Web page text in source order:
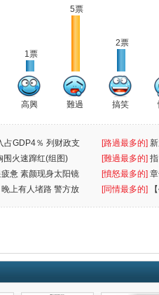
1票
高興
5票
難過
2票
搞笑
占GDP4％ 列财政支
[路過最多的]
围火速蹿红(组图) [難過最多的]
罪
惫 素颜现身太阳镜
[憤怒最多的]
上有人堵路 警方放
[同情最多的]
敗